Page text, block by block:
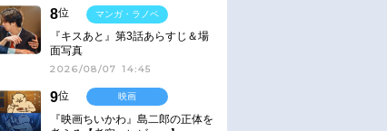
8位
『キスあと』第3話あらすじ＆場
面写真
2026/08/07 14:45
マンガ・ラノベ
9位
『映画ちいかわ』島二郎の正体を
映画